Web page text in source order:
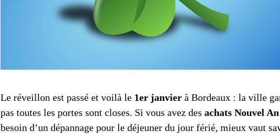
Le réveillon est passé et voilà le 1er janvier à Bordeaux : la ville
pas toutes les portes sont closes. Si vous avez des achats Nouvel An
besoin d’un dépannage pour le déjeuner du jour férié, mieux vaut